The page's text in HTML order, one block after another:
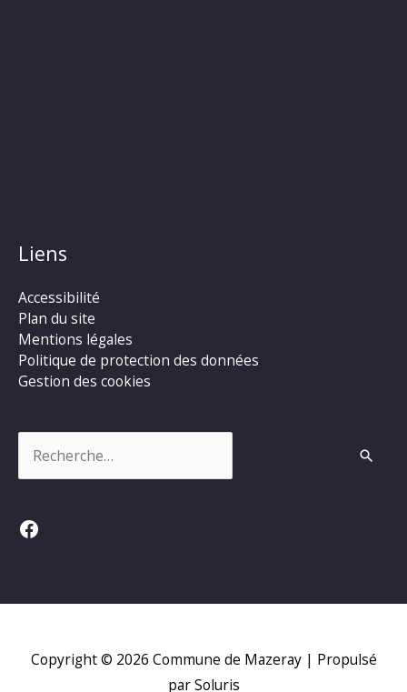
Liens
Accessibilité
Plan du site
Mentions légales
Politique de protection des données
Gestion des cookies
Facebook
Copyright © 2026 Commune de Mazeray| Propulsé
par Soluris